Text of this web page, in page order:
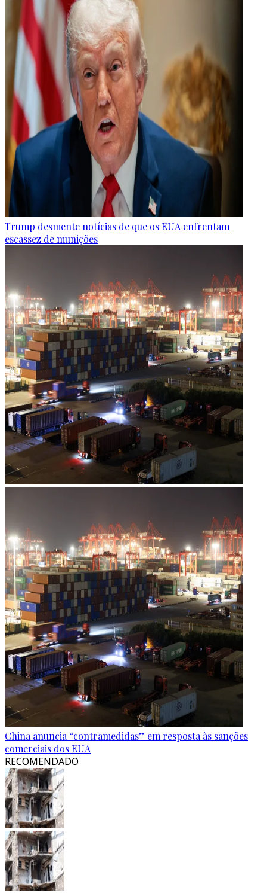
Trump desmente notícias de que os EUA enfrentam
escassez de munições
China anuncia “contramedidas” em resposta às sanções
comerciais dos EUA
RECOMENDADO